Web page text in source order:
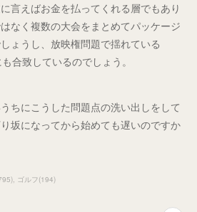
言えばお金を払ってくれる層でもあり
なく複数の大会をまとめてパッケージ
ょうし、放映権問題で揺れている
合致しているのでしょう。
ちにこうした問題点の洗い出しをして
坂になってから始めても遅いのですか
) ゴルフ(194)